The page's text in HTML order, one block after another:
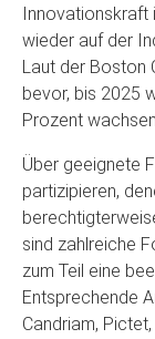
Innovationskraft
wieder auf der
Laut der Boston
bevor, bis 2025
Prozent
Über geeignete
partizipieren,
sind zahlreiche
zum Teil eine
Entsprechende
Candriam,